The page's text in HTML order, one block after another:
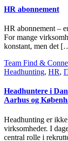
HR abonnement
HR abonnement –
For mange
konstant, men det
Team Find &
Headhunting, HR,
Headhuntere i
Aarhus og
Headhunting er
virksomheder. I
central rolle i